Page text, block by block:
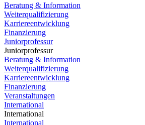
Beratung & Information
Weiterqualifizierung
Karriereentwicklung
Finanzierung
Juniorprofessur
Juniorprofessur
Beratung & Information
Weiterqualifizierung
Karriereentwicklung
Finanzierung
Veranstaltungen
International
International
International